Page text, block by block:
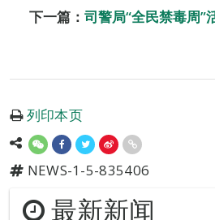
下一篇： 司警局“全民禁毒周”
列印本页
NEWS-1-5-835406
最新新闻